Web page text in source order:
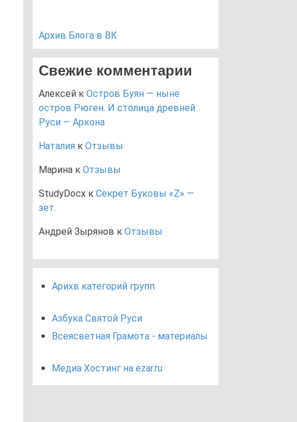
Архив Блога в ВК
Свежие комментарии
Алексей к Остров Буян — ныне
остров Рюген. И столица древней
Руси — Аркона
Наталия к Отзывы
Марина к Отзывы
StudyDocx к Секрет Буковы «Z» —
зет.
Андрей Зырянов к Отзывы
Арихв категорий групп
Азбука Святой Руси
Всеясветная Грамота - материалы
Медиа Хостинг на ezar.ru